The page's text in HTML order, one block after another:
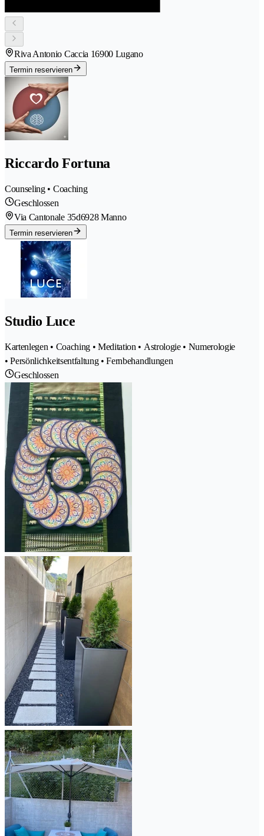
Riva Antonio Caccia 16900 Lugano
Termin reservieren
Riccardo Fortuna
Counseling • Coaching
Geschlossen
Via Cantonale 35d6928 Manno
Termin reservieren
Studio Luce
Kartenlegen • Coaching • Meditation • Astrologie • Numerologie
• Persönlichkeitsentfaltung • Fernbehandlungen
Geschlossen